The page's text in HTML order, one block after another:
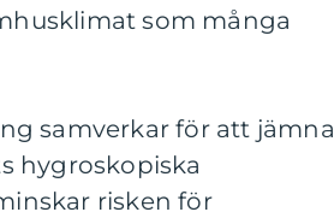
som många
samverkar för att jämna
hygroskopiska
risken för